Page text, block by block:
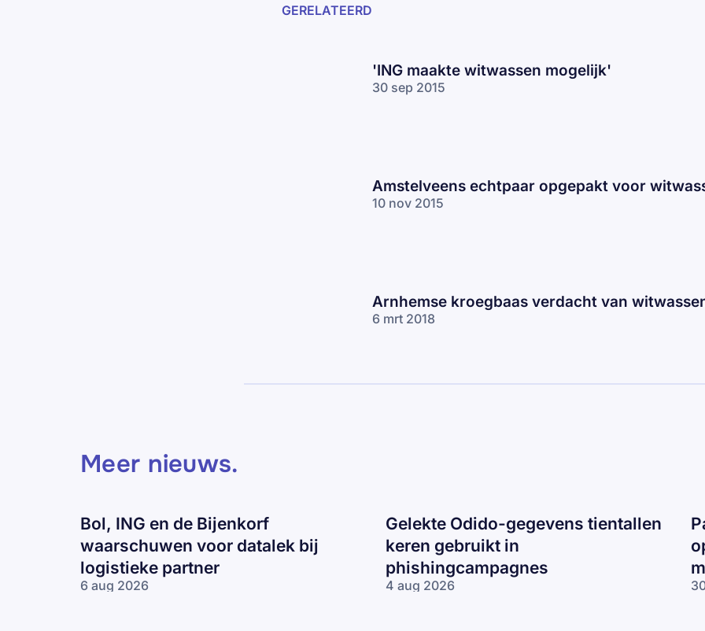
GERELATEERD
'ING maakte witwassen mogelijk'
30 sep 2015
Amstelveens echtpaar opgepakt voor
10 nov 2015
Arnhemse kroegbaas verdacht van
6 mrt 2018
Meer nieuws.
Bol, ING en de Bijenkorf
waarschuwen voor datalek bij
logistieke partner
6 aug 2026
Gelekte Odido-gegevens tientallen
keren gebruikt in
phishingcampagnes
4 aug 2026